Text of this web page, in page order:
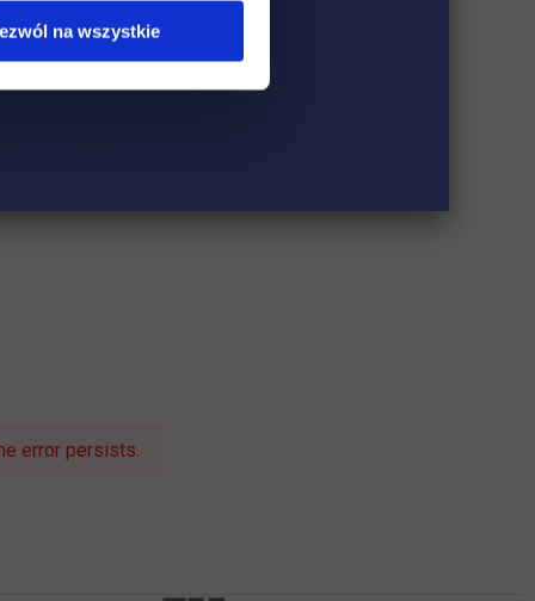
na wszystkie
error persists.